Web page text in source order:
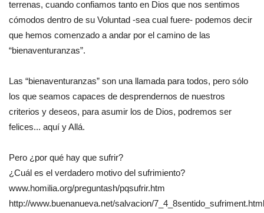
terrenas, cuando confiamos tanto en Dios que nos sentimos
cómodos dentro de su Voluntad -sea cual fuere- podemos decir
que hemos comenzado a andar por el camino de las
“bienaventuranzas”.
Las “bienaventuranzas” son una llamada para todos, pero sólo
los que seamos capaces de desprendernos de nuestros
criterios y deseos, para asumir los de Dios, podremos ser
felices... aquí y Allá.
Pero ¿por qué hay que sufrir?
¿Cuál es el verdadero motivo del sufrimiento?
www.homilia.org/preguntash/pqsufrir.htm
http://www.buenanueva.net/salvacion/7_4_8sentido_sufriment.html